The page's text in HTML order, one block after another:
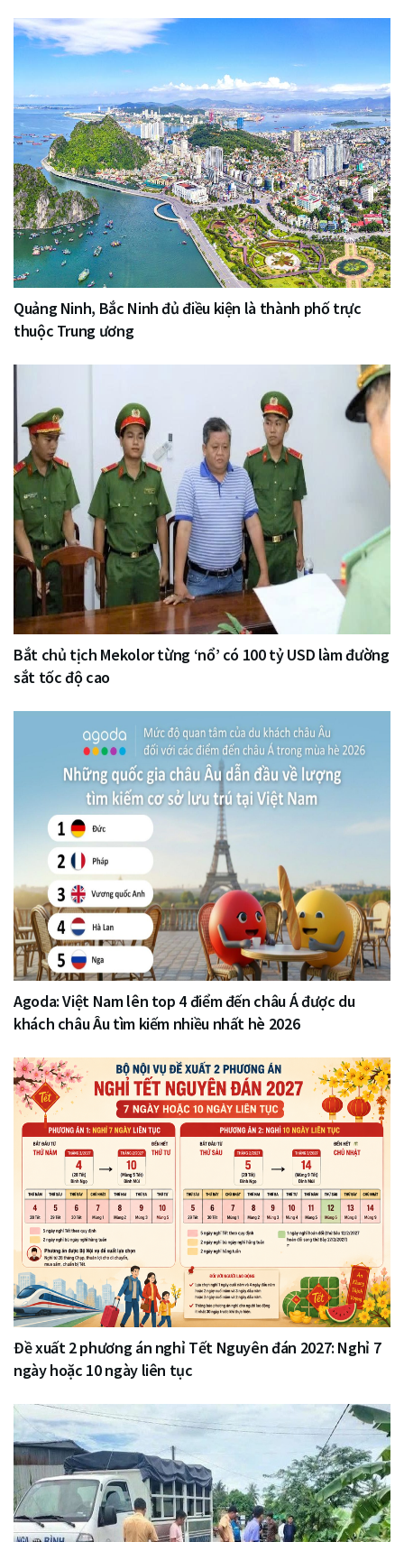
Quảng Ninh, Bắc Ninh đủ điều kiện là thành phố trực
thuộc Trung ương
Bắt chủ tịch Mekolor từng ‘nổ’ có 100 tỷ USD làm đường
sắt tốc độ cao
Agoda: Việt Nam lên top 4 điểm đến châu Á được du
khách châu Âu tìm kiếm nhiều nhất hè 2026
Đề xuất 2 phương án nghỉ Tết Nguyên đán 2027: Nghỉ 7
ngày hoặc 10 ngày liên tục